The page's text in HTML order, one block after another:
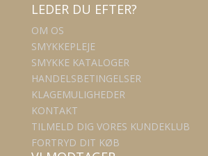
LEDER DU EFTER?
OM OS
SMYKKEPLEJE
SMYKKE KATALOGER
HANDELSBETINGELSER
KLAGEMULIGHEDER
KONTAKT
TILMELD DIG VORES KUNDEKLUB
FORTRYD DIT KØB